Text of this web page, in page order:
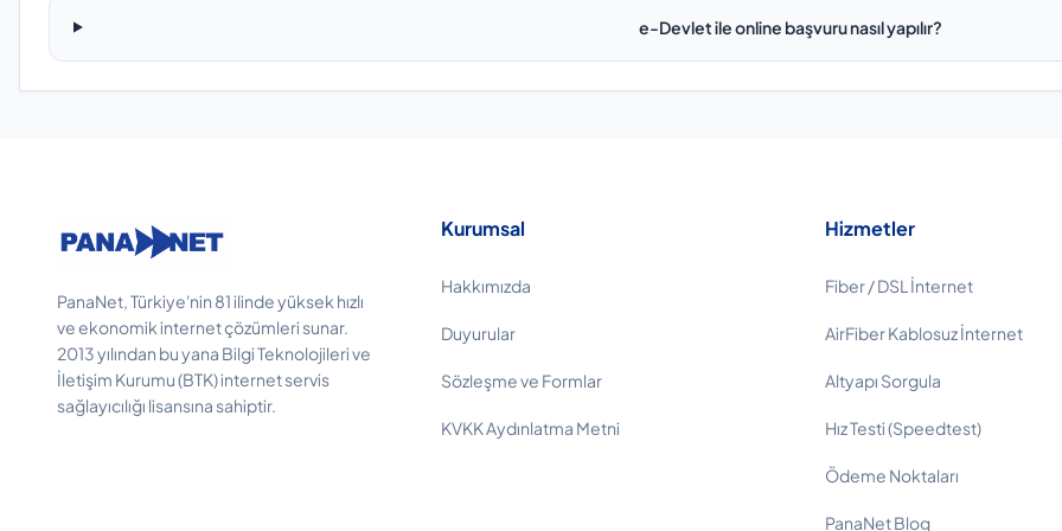
e-Devlet ile online başvuru nasıl yapılır?
PanaNet, Türkiye'nin 81 ilinde yüksek hızlı
ve ekonomik internet çözümleri sunar.
2013 yılından bu yana Bilgi Teknolojileri ve
İletişim Kurumu (BTK) internet servis
sağlayıcılığı lisansına sahiptir.
Kurumsal
Hakkımızda
Duyurular
Sözleşme ve Formlar
KVKK Aydınlatma Metni
Hizmetler
Fiber / DSL İnternet
AirFiber Kablosuz İnternet
Altyapı Sorgula
Hız Testi (Speedtest)
Ödeme Noktaları
PanaNet Blog